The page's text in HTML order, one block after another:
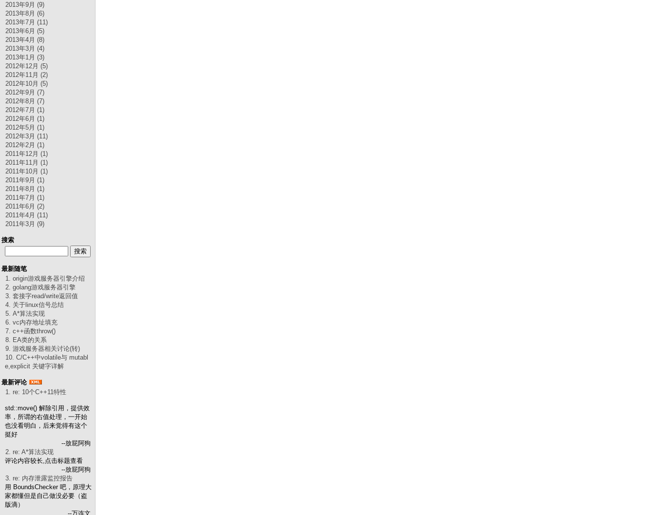
2013年9月 (9)
2013年8月 (6)
2013年7月 (11)
2013年6月 (5)
2013年4月 (8)
2013年3月 (4)
2013年1月 (3)
2012年12月 (5)
2012年11月 (2)
2012年10月 (5)
2012年9月 (7)
2012年8月 (7)
2012年7月 (1)
2012年6月 (1)
2012年5月 (1)
2012年3月 (11)
2012年2月 (1)
2011年12月 (1)
2011年11月 (1)
2011年10月 (1)
2011年9月 (1)
2011年8月 (1)
2011年7月 (1)
2011年6月 (2)
2011年4月 (11)
2011年3月 (9)
搜索
最新随笔
1. origin游戏服务器引擎介绍
2. golang游戏服务器引擎
3. 套接字read/write返回值
4. 关于linux信号总结
5. A*算法实现
6. vc内存地址填充
7. c++函数throw()
8. EA类的关系
9. 游戏服务器相关讨论(转)
10. C/C++中volatile与 mutabl
e,explicit 关键字详解
最新评论
1. re: 10个C++11特性
std::move() 解除引用，提供效
率，所谓的右值处理，一开始
也没看明白，后来觉得有这个
挺好
--放屁阿狗
2. re: A*算法实现
评论内容较长,点击标题查看
--放屁阿狗
3. re: 内存泄露监控报告
用 BoundsChecker 吧，原理大
家都懂但是自己做没必要（盗
版滴）
--万连文